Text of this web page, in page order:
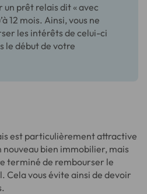
un prêt relais dit « avec
12 mois. Ainsi, vous ne
les intérêts de celui-ci
le début de votre
est particulièrement attractive
nouveau bien immobilier, mais
terminé de rembourser le
Cela vous évite ainsi de devoir